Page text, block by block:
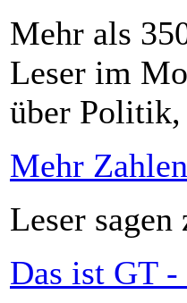
Mehr als
Leser im
über
Mehr
Leser
Das ist GT